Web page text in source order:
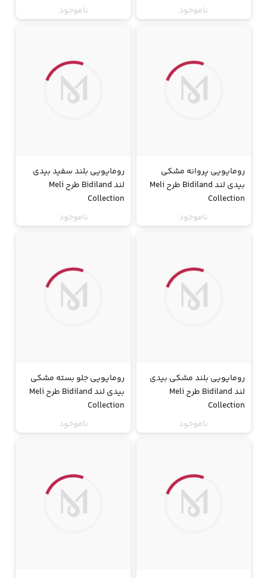
ناموجود
ناموجود
رومایویی پروانه مشکی
بیدی لند Bidiland طرح Meli
Collection
ناموجود
رومایویی بلند سفید بیدی
لند Bidiland طرح Meli
Collection
ناموجود
رومایویی بلند مشکی بیدی
لند Bidiland طرح Meli
Collection
ناموجود
رومایویی جلو بسته مشکی
بیدی لند Bidiland طرح Meli
Collection
ناموجود